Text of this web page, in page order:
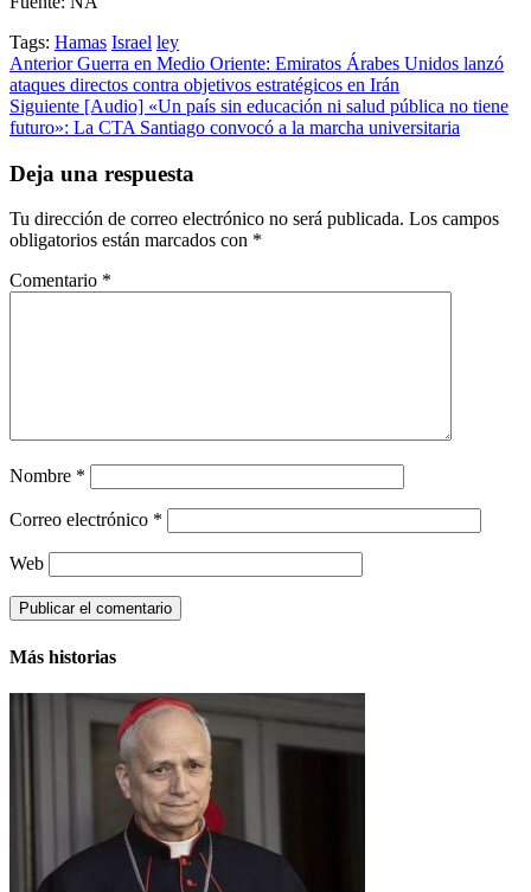
Tags: Hamas Israel ley
Post
navigation
AnteriorGuerra en Medio Oriente: Emiratos Árabes Unidos lanzó
ataques directos contra objetivos estratégicos en Irán
Siguiente [Audio]​ «Un país sin educación ni salud pública no tiene
futuro»: La CTA Santiago convocó a la marcha universitaria
Deja una respuesta
Tu dirección de correo electrónico no será publicada. Los campos
obligatorios están marcados con *
Comentario *
Nombre *
Correo electrónico *
Web
Más historias